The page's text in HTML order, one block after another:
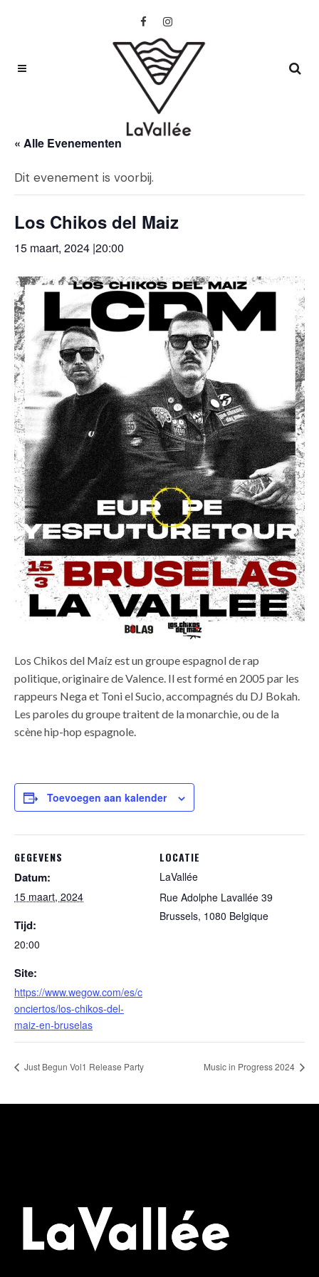
« Alle Evenementen
Dit evenement is voorbij.
Los Chikos del Maiz
15 maart, 2024 |20:00
Los Chikos del Maíz est un groupe espagnol de rap
politique, originaire de Valence. Il est formé en 2005 par les
rappeurs Nega et Toni el Sucio, accompagnés du DJ Bokah.
Les paroles du groupe traitent de la monarchie, ou de la
scène hip-hop espagnole.
Toevoegen aan kalender
GEGEVENS
Datum:
15 maart, 2024
Tijd:
20:00
Site:
https://www.wegow.com/es/c
onciertos/los-chikos-del-
maiz-en-bruselas
LOCATIE
LaVallée
Rue Adolphe Lavallée 39
Brussels, 1080 Belgique
Just Begun Vol1 Release Party Music in Progress 2024